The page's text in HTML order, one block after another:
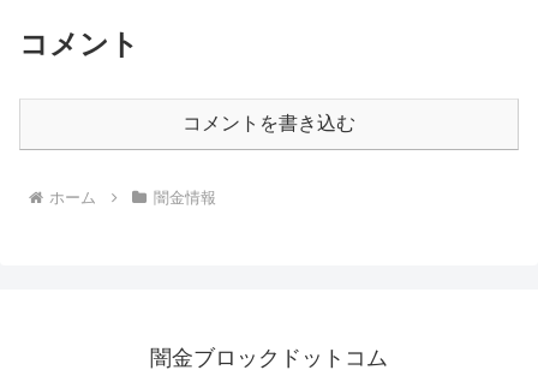
コメント
コメントを書き込む
ホーム 闇金情報
闇金ブロックドットコム